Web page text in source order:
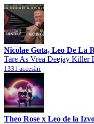
Nicolae Guta, Leo De La
Tare As Vrea Deejay Killer
1331 accesări
Theo Rose x Leo de la